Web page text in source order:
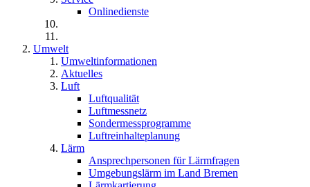
Onlinedienste
Umwelt
Umweltinformationen
Aktuelles
Luft
Luftqualität
Luftmessnetz
Sondermessprogramme
Luftreinhalteplanung
Lärm
Ansprechpersonen für Lärmfragen
Umgebungslärm im Land Bremen